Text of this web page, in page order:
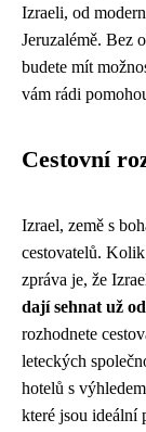
Izraeli, od
Jeruzalémě. Bez
budete mít
vám rádi
Cestovní
Izrael, země s
cestovatelů.
zpráva je, že
dají sehnat už
rozhodnete
leteckých
hotelů s
které jsou ideální